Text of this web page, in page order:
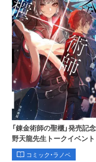
「錬金術師の聖櫃」発売記
野天龍先生トークイベント
コミック・ラノベ